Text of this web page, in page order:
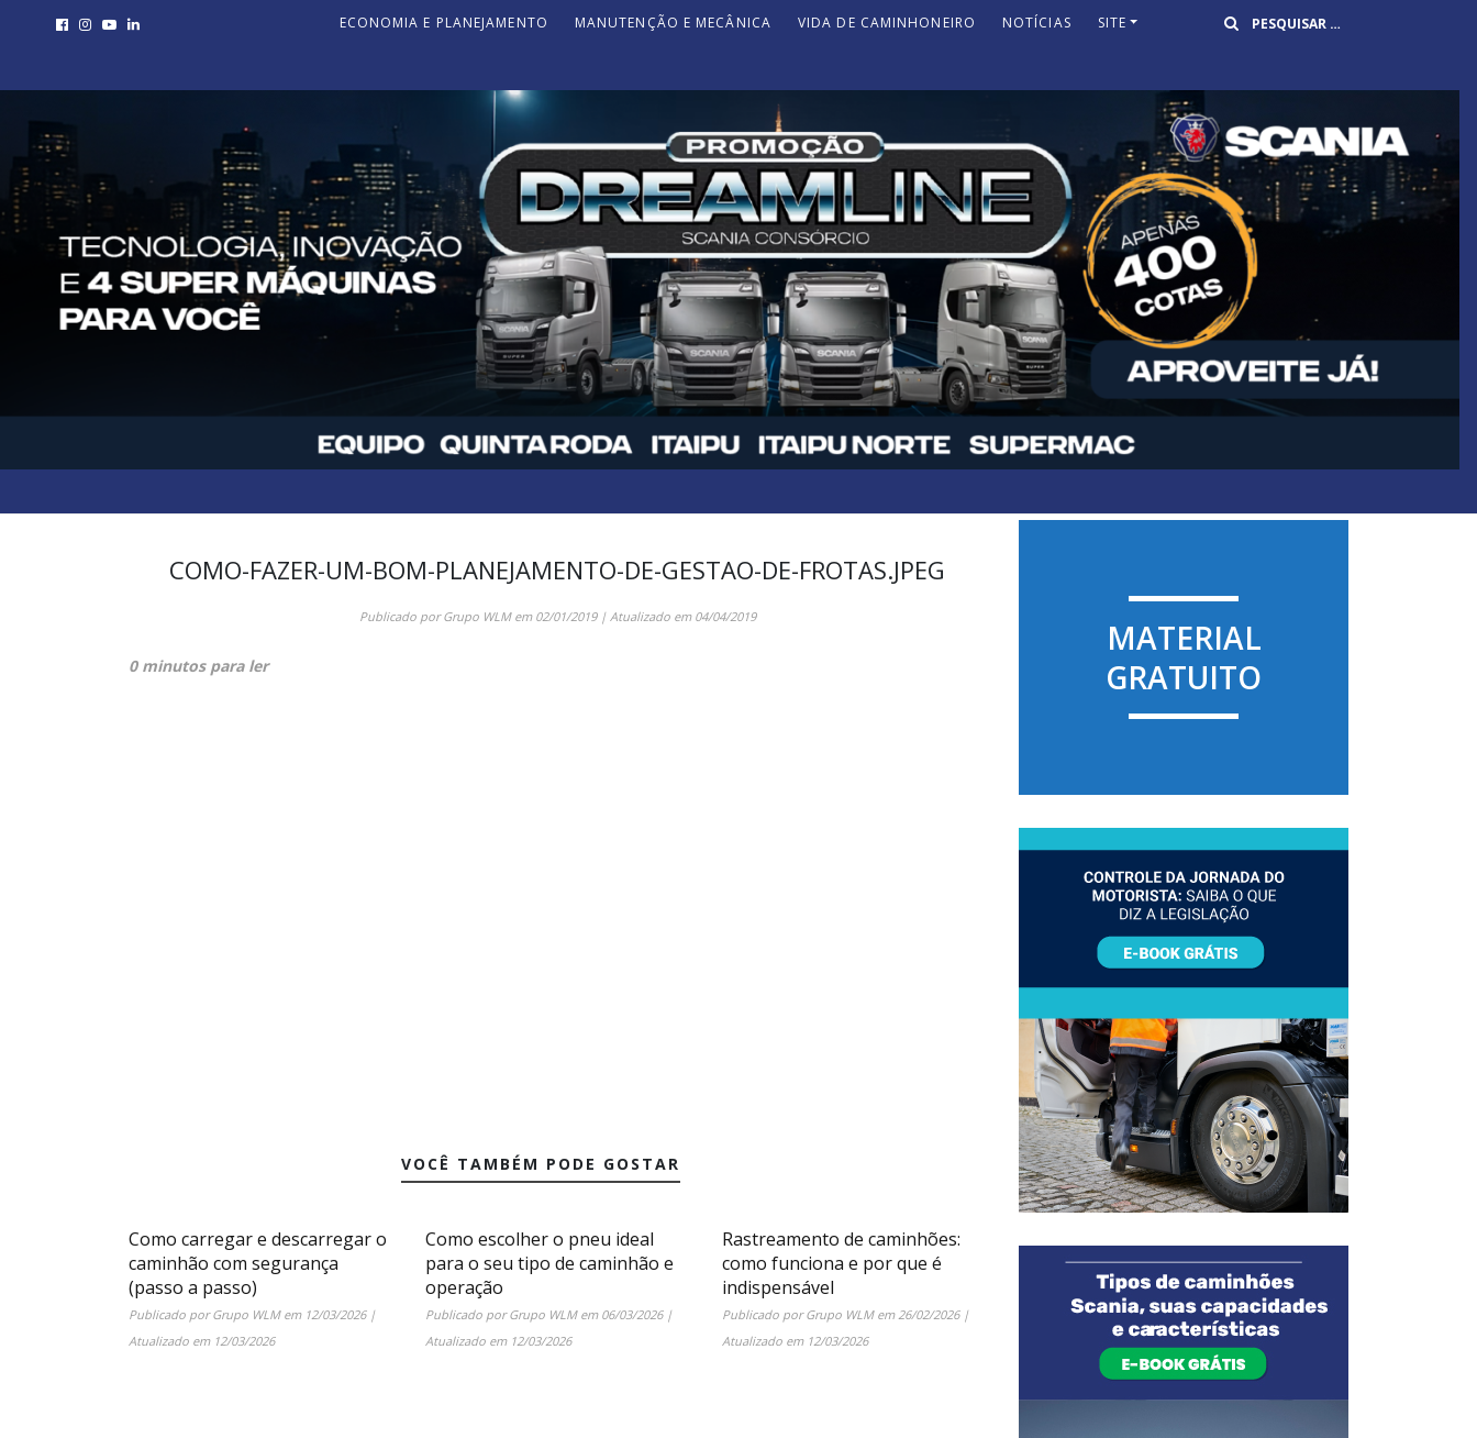
ECONOMIA E PLANEJAMENTO MANUTENÇÃO E MECÂNICA VIDA DE CAMINHONEIRO NOTÍCIAS SITE Buscar
COMO-FAZER-UM-BOM-PLANEJAMENTO-DE-GESTAO-DE-FROTAS.JPEG
Publicado porGrupo WLMem 02/01/2019| Atualizado em 04/04/2019
0 minutos para ler
VOCÊ TAMBÉM PODE GOSTAR
Como carregar e descarregar o
caminhão com segurança
(passo a passo)
Publicado porGrupo WLMem 12/03/2026|
Atualizado em 12/03/2026
Como escolher o pneu ideal
para o seu tipo de caminhão e
operação
Publicado porGrupo WLMem 06/03/2026|
Atualizado em 12/03/2026
Rastreamento de caminhões:
como funciona e por que é
indispensável
Publicado porGrupo WLMem 26/02/2026|
Atualizado em 12/03/2026
MATERIAL
GRATUITO